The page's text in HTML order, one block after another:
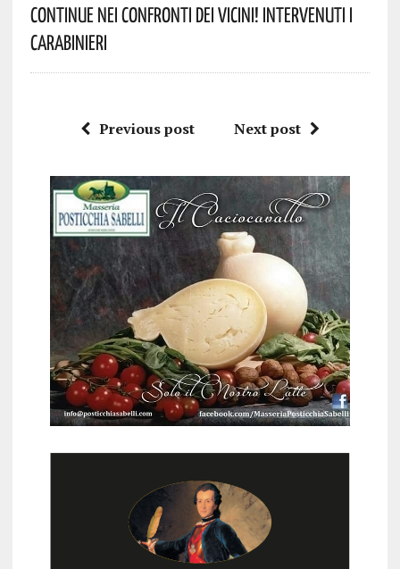
Continue Nei Confronti Dei Vicini! Intervenuti I
Carabinieri
Previous post Next post